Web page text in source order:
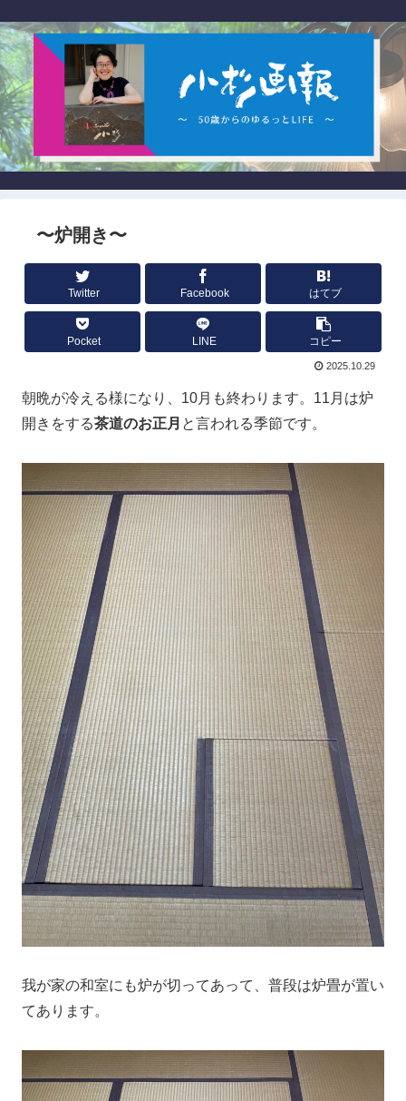
〜炉開き〜
Twitter Facebook はてブ
Pocket LINE コピー
2025.10.29
朝晩が冷える様になり、10月も終わります。11月は炉
開きをする茶道のお正月 と言われる季節です。
我が家の和室にも炉が切ってあって、普段は炉畳が置い
てあります。